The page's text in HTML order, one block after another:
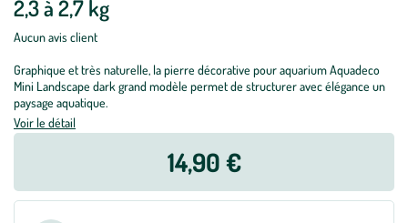
2,3 à 2,7 kg
Aucun avis client
Graphique et très naturelle, la pierre décorative pour aquarium Aquadeco
Mini Landscape dark grand modèle permet de structurer avec élégance un
paysage aquatique.
Voir le détail
14,90 €